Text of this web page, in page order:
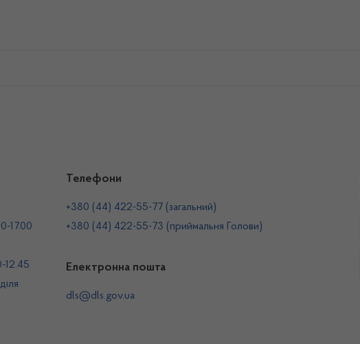
17.00
12.45
Телефони
+380 (44) 422-55-77 (загальний)
+380 (44) 422-55-73 (приймальня Голови)
Електронна пошта
dls@dls.gov.ua